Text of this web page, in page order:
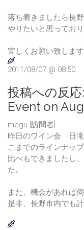
落ち着きましたら長
やりたいと思っており
宜しくお願い致します
2011/08/07 @ 08:50
投稿への反応:
Event on
megu [訪問者]
昨日のワイン会 日滝
こまでのラインナッ
比べもできましたし
た。
また、機会があれば
是非、長野市内でも